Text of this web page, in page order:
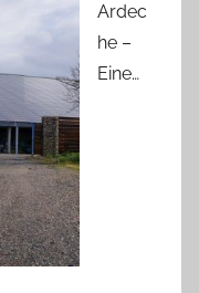
Ardec
he –
Eine…